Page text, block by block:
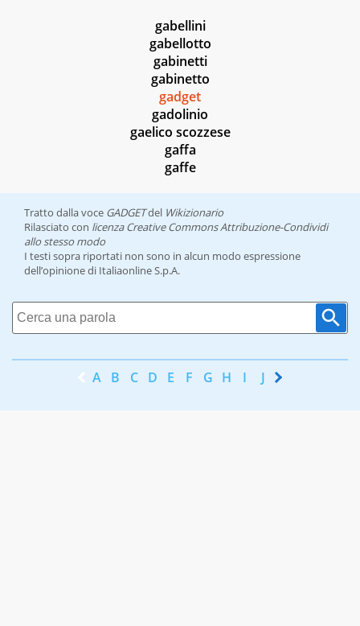
gabellini
gabellotto
gabinetti
gabinetto
gadget
gadolinio
gaelico scozzese
gaffa
gaffe
Tratto dalla voce GADGETdel Wikizionario
Rilasciato con licenza Creative Commons Attribuzione-Condividi
allo stesso modo
I testi sopra riportati non sono in alcun modo espressione
dell’opinione di Italiaonline S.p.A.
A B C D E F G H I J K